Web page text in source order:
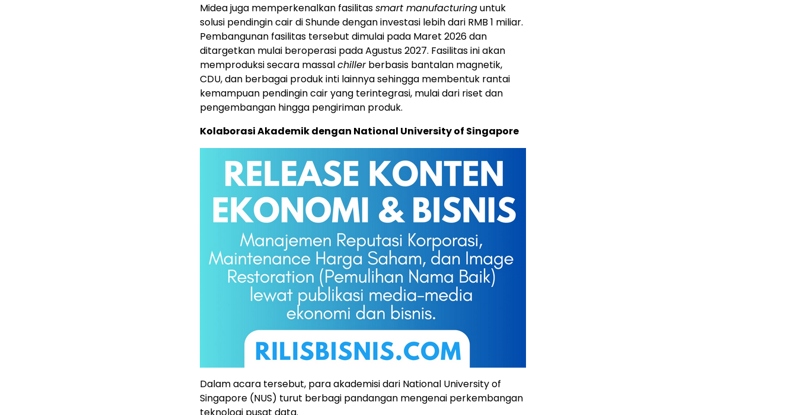
Midea juga memperkenalkan fasilitassmart manufacturinguntuk
solusi pendingin cair di Shunde dengan investasi lebih dari RMB 1 miliar.
Pembangunan fasilitas tersebut dimulai pada Maret 2026 dan
ditargetkan mulai beroperasi pada Agustus 2027. Fasilitas ini akan
memproduksi secara massalchillerberbasis bantalan magnetik,
CDU, dan berbagai produk inti lainnya sehingga membentuk rantai
kemampuan pendingin cair yang terintegrasi, mulai dari riset dan
pengembangan hingga pengiriman produk.
Kolaborasi Akademik dengan National University of Singapore
Dalam acara tersebut, para akademisi dari National University of
Singapore (NUS) turut berbagi pandangan mengenai perkembangan
teknologi pusat data.